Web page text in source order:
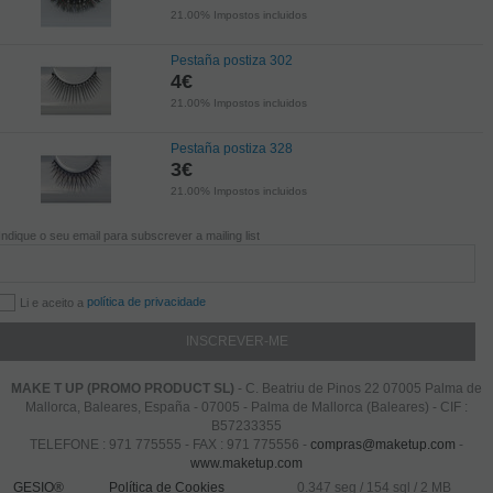
21.00% Impostos incluidos
Pestaña postiza 302
4€
21.00% Impostos incluidos
Pestaña postiza 328
3€
21.00% Impostos incluidos
o seu email para subscrever a mailing list
Li e aceito a política de privacidade
MAKE T UP (PROMO PRODUCT SL) - C. Beatriu de Pinos 22 07005 Palma de
Mallorca, Baleares, España - 07005 - Palma de Mallorca (Baleares) - CIF :
B57233355
TELEFONE : 971 775555 - FAX : 971 775556 - compras@maketup.com -
www.maketup.com
GESIO®
Política de Cookies 0.347 seg / 154 sql / 2 MB